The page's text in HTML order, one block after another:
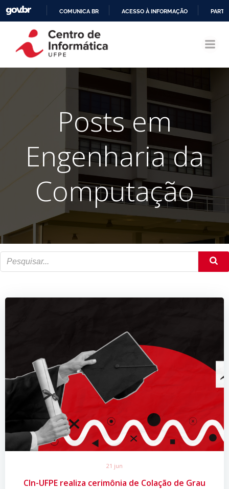
CONTEÚDO
COMUNICA BR ACESSO À INFORMAÇÃO
Posts em
Engenharia da
Computação
21 jun
CIn-UFPE realiza cerimônia de Colação de Grau